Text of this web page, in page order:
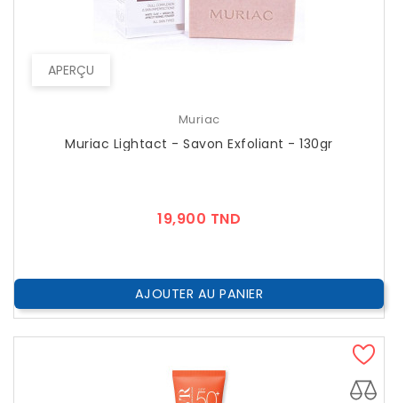
APERÇU
Muriac
Muriac Lightact - Savon Exfoliant - 130gr
19,900 TND
AJOUTER AU PANIER